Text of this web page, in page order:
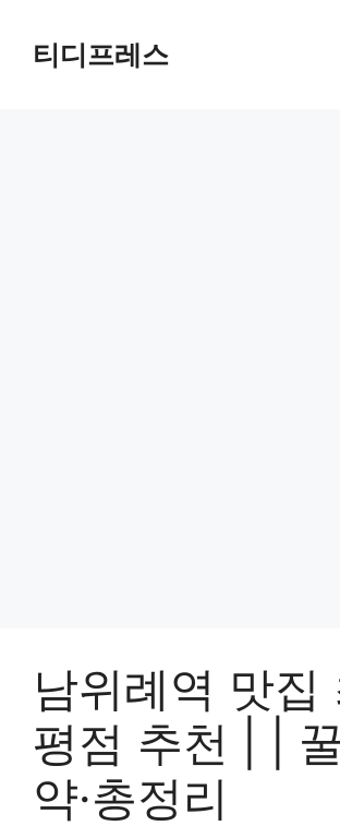
티디프레스
남위례역 맛집
평점 추천 | |
약·총정리